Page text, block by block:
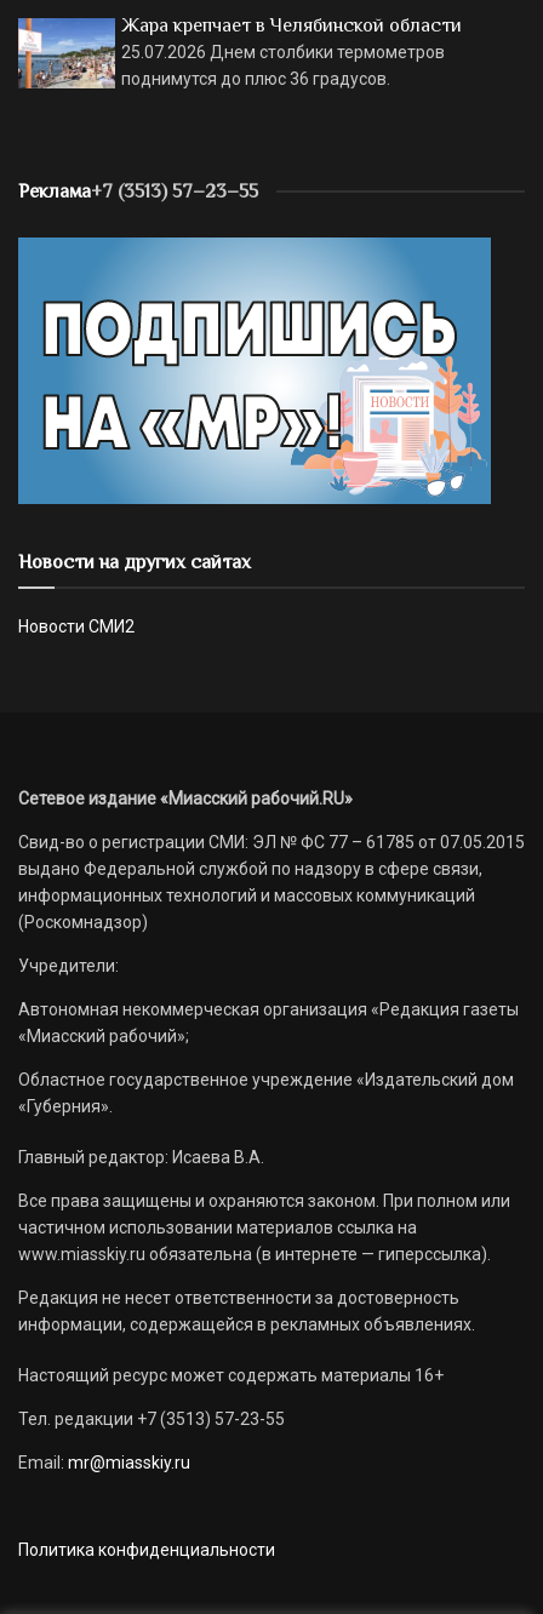
Жара крепчает в Челябинской области
25.07.2026 Днем столбики термометров
поднимутся до плюс 36 градусов.
Реклама+7 (3513) 57–23–55
Новости на других сайтах
Новости СМИ2
Сетевое издание «Миасский рабочий.RU»
Свид-во о регистрации СМИ: ЭЛ № ФС 77 – 61785 от 07.05.2015
выдано Федеральной службой по надзору в сфере связи,
информационных технологий и массовых коммуникаций
(Роскомнадзор)
Учредители:
Автономная некоммерческая организация «Редакция газеты
«Миасский рабочий»;
Областное государственное учреждение «Издательский дом
«Губерния».
Главный редактор: Исаева В.А.
Все права защищены и охраняются законом. При полном или
частичном использовании материалов ссылка на
www.miasskiy.ru обязательна (в интернете — гиперссылка).
Редакция не несет ответственности за достоверность
информации, содержащейся в рекламных объявлениях.
Настоящий ресурс может содержать материалы 16+
Тел. редакции +7 (3513) 57-23-55
Email: mr@miasskiy.ru
Политика конфиденциальности